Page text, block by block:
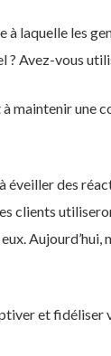
laquelle les
Avez-vous
maintenir une
éveiller des
clients
Aujourd’hui,
et fidéliser